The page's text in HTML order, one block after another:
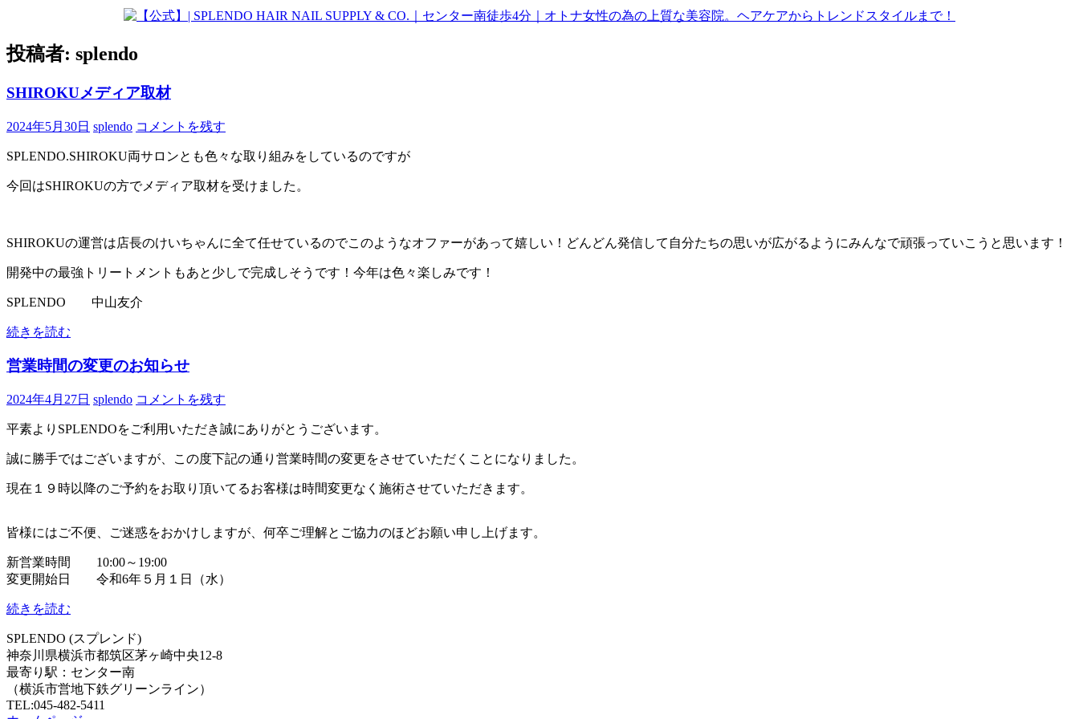
投稿者: splendo
SHIROKUメディア取材
2024年5月30日 splendo コメントを残す
SPLENDO.SHIROKU両サロンとも色々な取り組みをしているのですが
今回はSHIROKUの方でメディア取材を受けました。
SHIROKUの運営は店長のけいちゃんに全て任せているのでこのようなオファーがあって嬉しい！どんどん発信して自分たちの思いが広がるようにみんなで頑張っていこうと思います！
開発中の最強トリートメントもあと少しで完成しそうです！今年は色々楽しみです！
SPLENDO 中山友介
続きを読む
営業時間の変更のお知らせ
2024年4月27日 splendo コメントを残す
平素よりSPLENDOをご利用いただき誠にありがとうございます。
誠に勝手ではございますが、この度下記の通り営業時間の変更をさせていただくことになりました。
現在１９時以降のご予約をお取り頂いてるお客様は時間変更なく施術させていただきます。
皆様にはご不便、ご迷惑をおかけしますが、何卒ご理解とご協力のほどお願い申し上げます。
新営業時間 10:00～19:00
変更開始日 令和6年５月１日（水）
続きを読む
SPLENDO (スプレンド)
神奈川県横浜市都筑区茅ヶ崎中央12-8
最寄り駅：センター南
（横浜市営地下鉄グリーンライン）
TEL:045-482-5411